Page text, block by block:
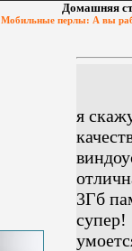
Домашняя
Мобильные перлы: А вы
я
3Гб